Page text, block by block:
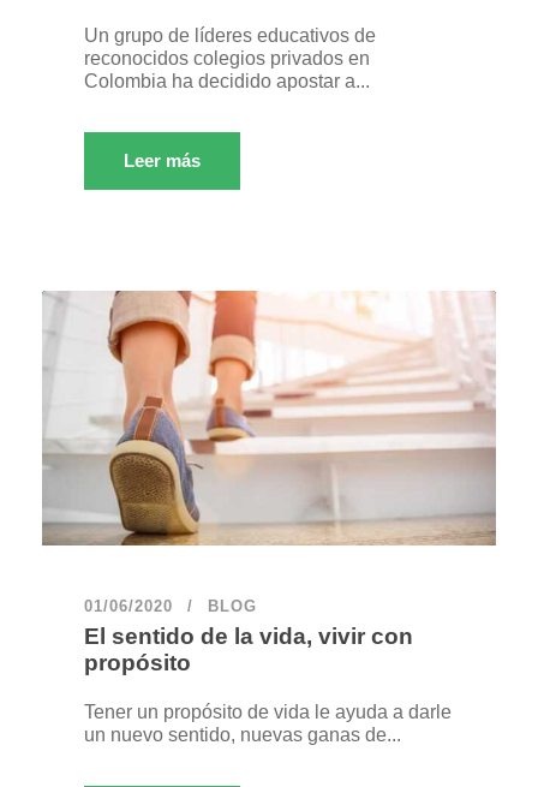
Un grupo de líderes educativos de
reconocidos colegios privados en
Colombia ha decidido apostar a...
Leer más
01/06/2020 BLOG
El sentido de la vida, vivir con
propósito
Tener un propósito de vida le ayuda a darle
un nuevo sentido, nuevas ganas de...